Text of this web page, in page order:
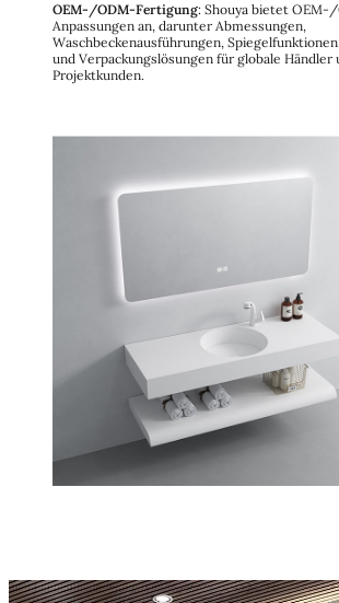
OEM-/ODM-Fertigung: Shouya bietet
Anpassungen an, darunter Abmessungen,
Waschbeckenausführungen,
und Verpackungslösungen für globale Händler
Projektkunden.